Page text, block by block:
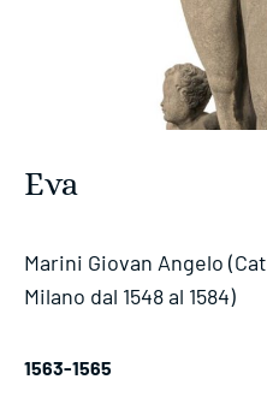
Eva
Marini Giovan Angelo
Milano dal 1548 al 1584)
1563-1565